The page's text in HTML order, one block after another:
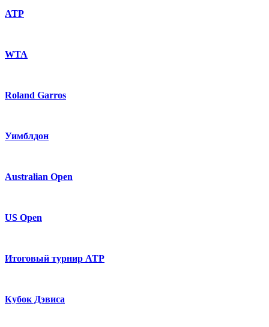
ATP
WTA
Roland Garros
Уимблдон
Australian Open
US Open
Итоговый турнир ATP
Кубок Дэвиса